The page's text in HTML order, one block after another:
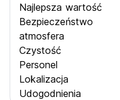
Najlepsza wartość
Bezpieczeństwo
atmosfera
Czystość
Personel
Lokalizacja
Udogodnienia